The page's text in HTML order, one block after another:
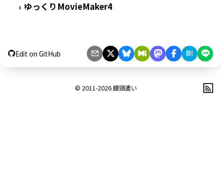
› ゆっくりMovieMaker4
Edit on GitHub B!
© 2011-2026饅頭遣い